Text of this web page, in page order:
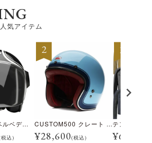
気アイテム
ミュンヘン（ベルベデーレ）
込)
CUSTOM500 クレート アイスブルー
¥28,600(税込) ¥69,300